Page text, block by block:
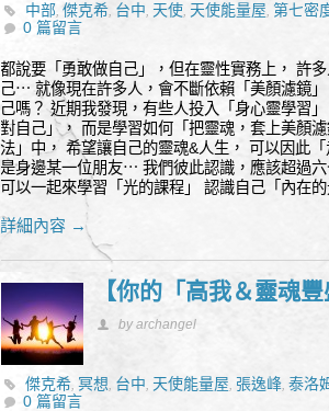
中部,傑克希, 台中, 天使, 天使能量屋,第七密
0 篇留言
都說要「勇敢做自己」，但在靈性實務上， 許
己⋯ 就像現在許多人，會不斷依賴「美顏濾鏡
己嗎？ 近期我發現，有些人投入「身心靈學習
對自己」， 而是學習如何「把靈魂，套上美顏
法」中， 希望讓自己的靈魂&人生， 可以因此
是身邊某一位朋友⋯ 我們彼此認識，應該超過
可以一起來學習「光的課程」 認識自己「內在
詳細內容 →
【你的「高我＆靈魂
by archangel
傑克希,冥想, 台中, 天使能量屋, 張逸峰,泰洛
0 篇留言